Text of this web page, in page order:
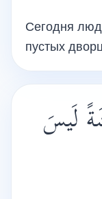
Сегодня
пустых
لَيسَ